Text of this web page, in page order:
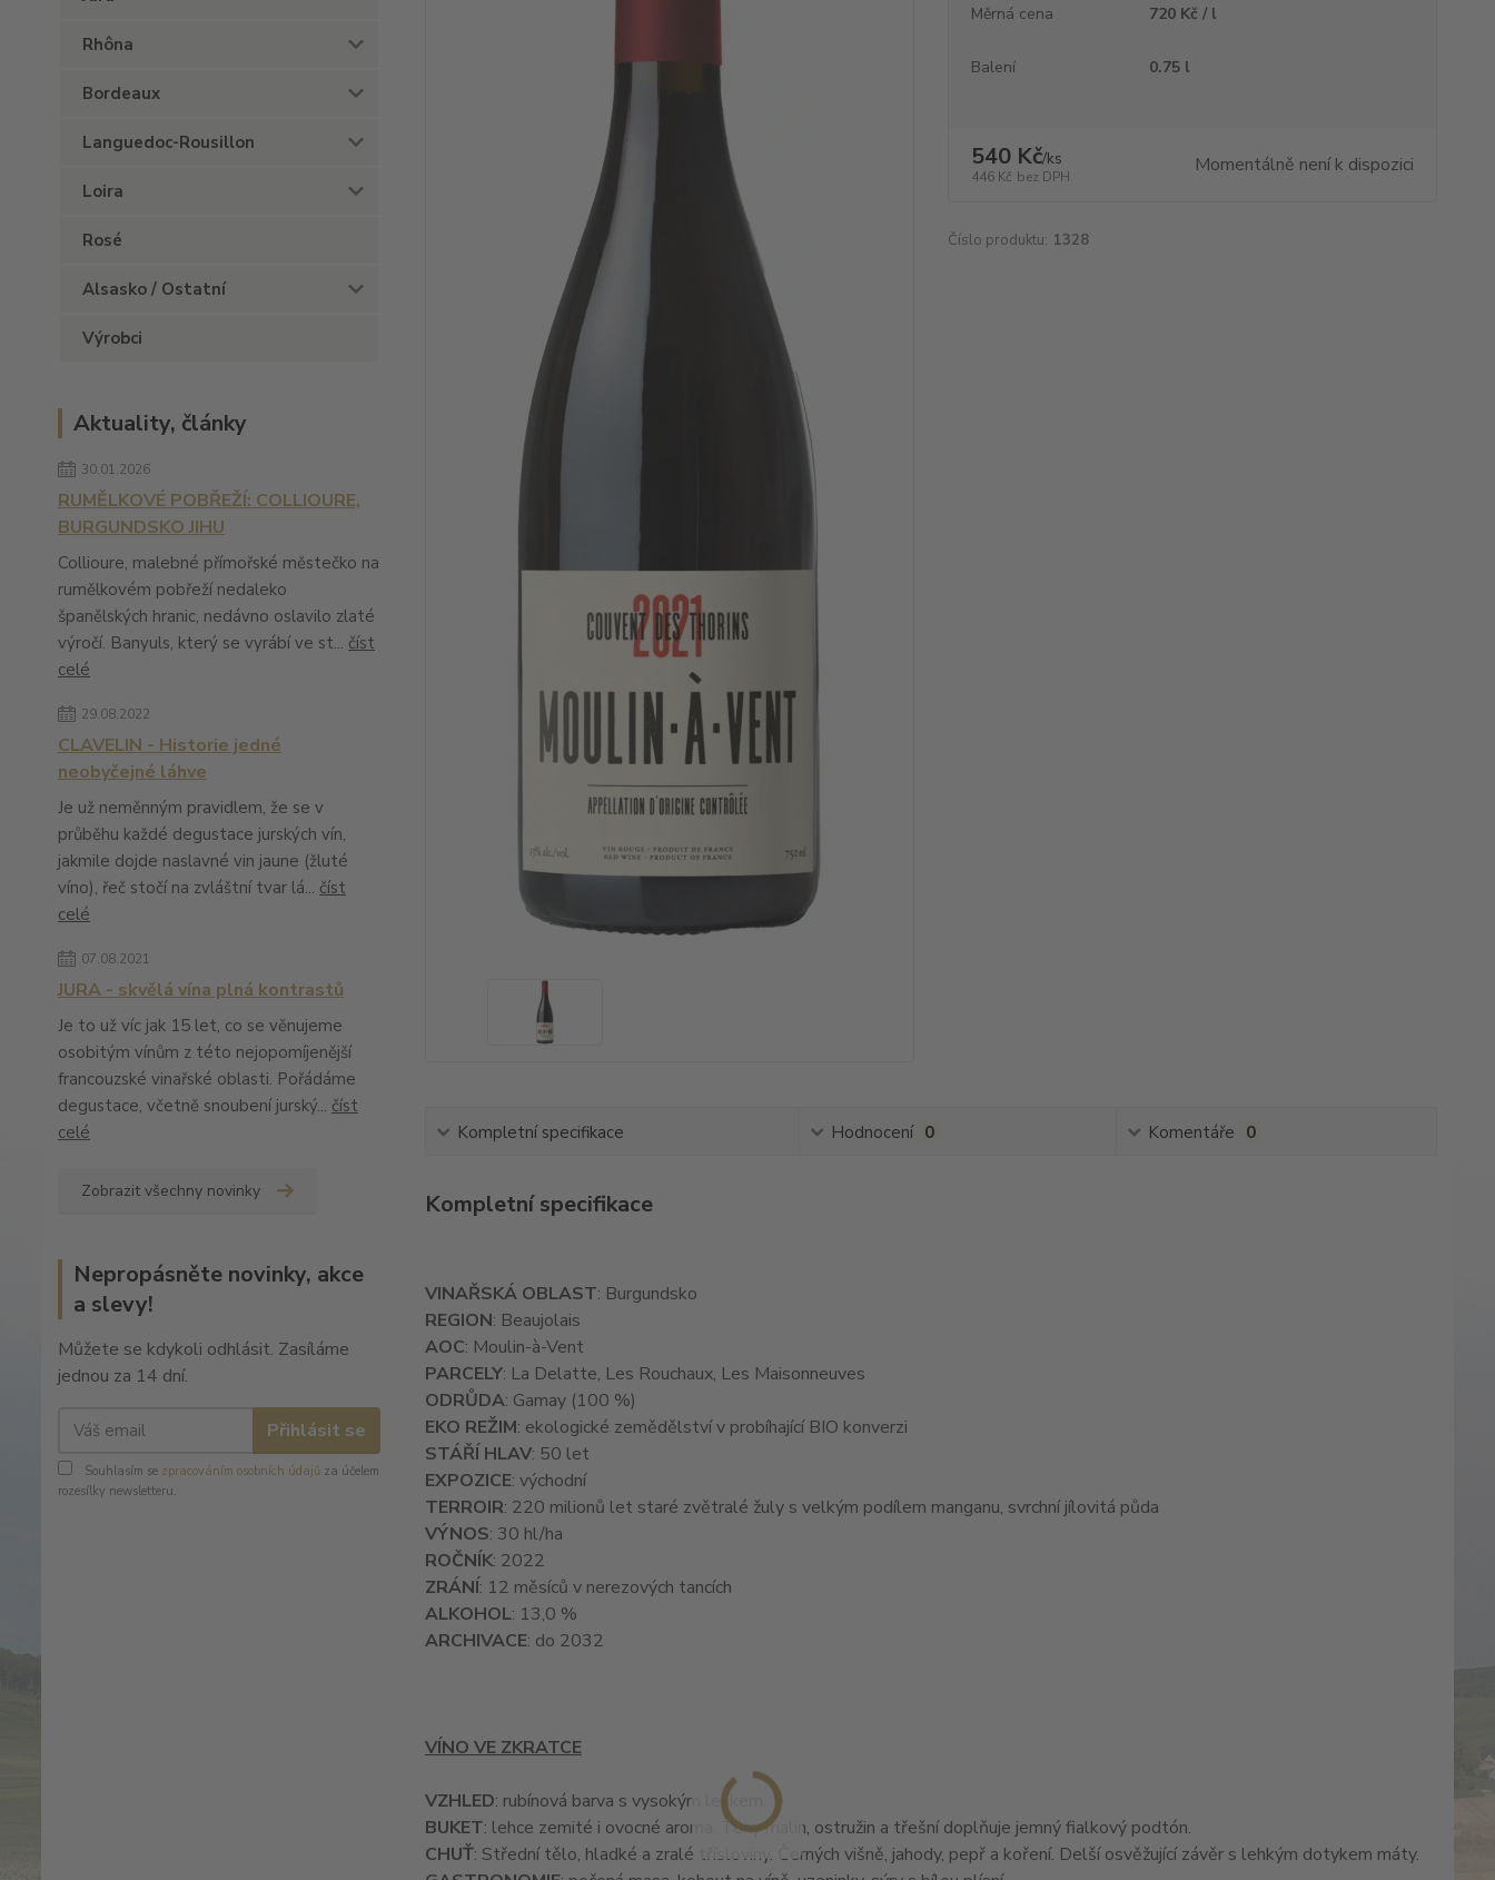
Rhôna
Bordeaux
Languedoc-Rousillon
Loira
Rosé
Alsasko / Ostatní
Výrobci
Aktuality, články
30.01.2026
RUMĚLKOVÉ POBŘEŽÍ: COLLIOURE,
BURGUNDSKO JIHU
Collioure, malebné přímořské městečko na
rumělkovém pobřeží nedaleko
španělských hranic, nedávno oslavilo zlaté
výročí. Banyuls, který se vyrábí ve st... číst
celé
29.08.2022
CLAVELIN - Historie jedné
neobyčejné láhve
Je už neměnným pravidlem, že se v
průběhu každé degustace jurských vín,
jakmile dojde naslavné vin jaune (žluté
víno), řeč stočí na zvláštní tvar lá... číst
celé
07.08.2021
JURA - skvělá vína plná kontrastů
Je to už víc jak 15 let, co se věnujeme
osobitým vínům z této nejopomíjenější
francouzské vinařské oblasti. Pořádáme
degustace, včetně snoubení jurský... číst
celé
Zobrazit všechny novinky
Nepropásněte novinky, akce
a slevy!
Můžete se kdykoli odhlásit. Zasíláme
jednou za 14 dní.
Přihlásit se
Souhlasím se zpracováním osobních údajů za účelem
rozesílky newsletteru.
Měrná cena
720 Kč / l
Balení 0.75 l
540 Kč/ks
446 Kč bez DPH Momentálně není k dispozici
Číslo produktu: 1328
Kompletní specifikace Hodnocení 0 Komentáře 0
Kompletní specifikace
VINAŘSKÁ OBLAST: Burgundsko
REGION: Beaujolais
AOC: Moulin-à-Vent
PARCELY: La Delatte, Les Rouchaux, Les Maisonneuves
ODRŮDA: Gamay (100 %)
EKO REŽIM: ekologické zemědělství v probíhající BIO konverzi
STÁŘÍ HLAV: 50 let
EXPOZICE: východní
TERROIR: 220 milionů let staré zvětralé žuly s velkým podílem manganu, svrchní jílovitá půda
VÝNOS: 30 hl/ha
ROČNÍK: 2022
ZRÁNÍ: 12 měsíců v nerezových tancích
ALKOHOL: 13,0 %
ARCHIVACE: do 2032
VÍNO VE ZKRATCE
VZHLED: rubínová barva s vysokým leskem.
BUKET: lehce zemité i ovocné aroma. Tóny malin, ostružin a třešní doplňuje jemný fialkový podtón.
CHUŤ: Střední tělo, hladké a zralé třísloviny. Černých višně, jahody, pepř a koření. Delší osvěžující závěr s lehkým dotykem máty.